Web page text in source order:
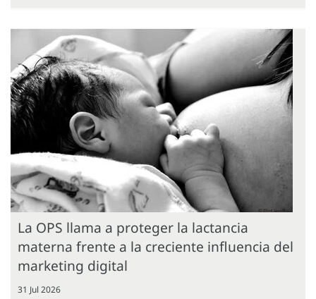
La OPS llama a proteger la lactancia
materna frente a la creciente influencia del
marketing digital
31 Jul 2026